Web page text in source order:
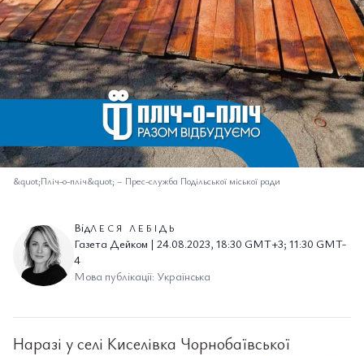
&quot;Пліч-о-пліч&quot;– Прес-служба Подільської міської ради
ВідЛЕСЯ ЛЕБІДЬ
Газета Дейком | 24.08.2023, 18:30 GMT+3; 11:30 GMT-
4
Мова публікації: Українська
Наразі у селі Киселівка Чорнобаївської